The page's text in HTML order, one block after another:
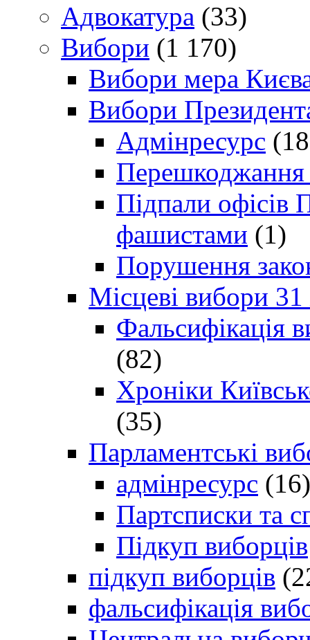
Адвокатура (33)
Вибори (1 170)
Вибори мера
Вибори
Адмінресурс
Перешкоджання
Підпали офісів
фашистами (1)
Порушення
Місцеві вибори
Фальсифікація
(82)
Хроніки
(35)
Парламентські
адмінресурс (16)
Партсписки та
Підкуп виборців
підкуп виборців
фальсифікація